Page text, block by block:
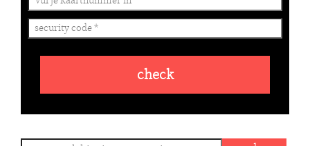
check